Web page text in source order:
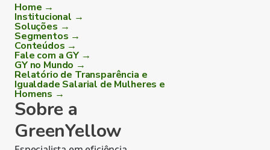
Home →
Institucional →
Soluções →
Segmentos →
Conteúdos →
Fale com a GY →
GY no Mundo →
Relatório de Transparência e
Igualdade Salarial de Mulheres e
Homens →
Sobre a
GreenYellow